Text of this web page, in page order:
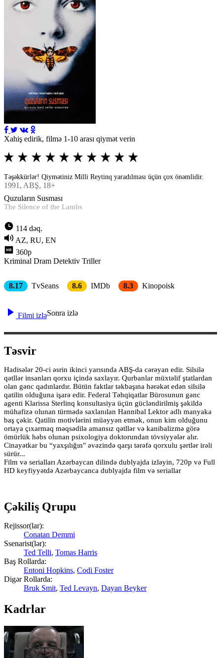
Xahiş edirik, filmə 1-10 arası qiymət verin
Təşəkkürlər! Qiymətiniz Milli Reytinq yaradılması üçün çox önəmlidir.
1991 , ABŞ, 18+
Quzuların Susması
The Silence of the Lambs
114 dəq.
AZ, RU, EN
360p
Kriminal Dram Detektiv Triller
8.17 TvSeans 8.6 IMDb 8.3 Kinopoisk
Filmi izləSonra izlə
Təsvir
Hadisələr 20-ci əsrin ikinci yarısında ABŞ-da cərəyan edir. Silsilə
qətllər insanları qorxu içində saxlayır. Qurbanlar müxtəlif ştatlardan
olan gənc qadınlardır. Bütün faktlar təkbaşına hərəkət edən silsilə
qatilin olduğuna işarə edir. Federal Təhqiqatlar Bürosunun gənc
agenti Klarissa Sterlinq konsultasiya üçün gücləndirilmiş şəkildə
mühafizə olunan türmədə saxlanılan Hannibal Lektor adlı manyaka
baş çəkir. Qatilin motivlərini müəyyən etmək, onun kim olduğunu
ortaya çıxarmaq məqsədilə amansız qətllər və kanibalizmə görə
ömürlük həbs olunan psixologiya doktorundan tövsiyyələr alır.
Cinayətkar bu “yaxşılığın" əvəzində qarşı tərəfə qorxulu şərtlər irəli
sürür...
Film və serialları Azərbaycan dilində dublyajda izləyin, 720p və Full
HD keyfiyyətdə Azərbaycanca dublyajda film və seriallar
Çəkiliş Qrupu
Rejissor(lar):
Conatan Demmi
Ssenarist(lər):
Ted Telli, Tomas Harris
Baş Rollarda:
Entoni Hopkins, Codi Foster
Digər Rollarda:
Bruk Smit, Ted Levayn, Dayan Beyker
Kadrlar